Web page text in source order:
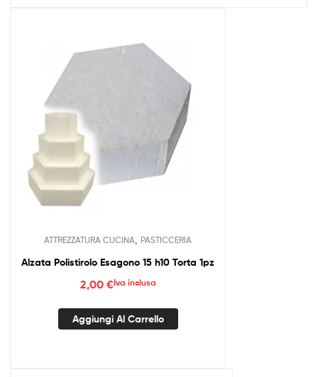
ATTREZZATURA CUCINA PASTICCERIA
Alzata Polistirolo Esagono 15 h10 Torta 1pz
2,00 €Iva inclusa
Aggiungi Al Carrello